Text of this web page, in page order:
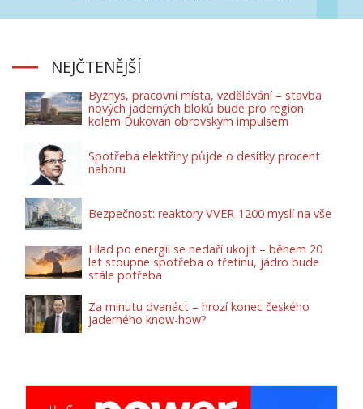
NEJČTENĚJŠÍ
Byznys, pracovní místa, vzdělávání – stavba
nových jaderných bloků bude pro region
kolem Dukovan obrovským impulsem
Spotřeba elektřiny půjde o desítky procent
nahoru
Bezpečnost: reaktory VVER-1200 myslí na vše
Hlad po energii se nedaří ukojit – během 20
let stoupne spotřeba o třetinu, jádro bude
stále potřeba
Za minutu dvanáct – hrozí konec českého
jaderného know-how?